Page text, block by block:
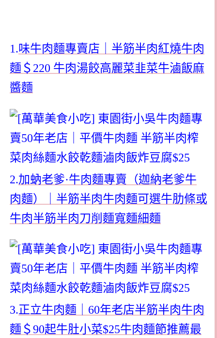
1.味牛肉麵專賣店｜半筋半肉紅燒牛肉
麵＄220 牛肉湯餃高麗菜韭菜牛滷飯麻
醬麵
2.加蚋老爹·牛肉麵專賣（迦納老爹牛
肉麵）｜半筋半肉牛肉麵可選牛肋條或
牛肉半筋半肉刀削麵寬麵細麵
3.正立牛肉麵｜60年老店半筋半肉牛肉
麵＄90起牛肚小菜$25牛肉麵節推薦最